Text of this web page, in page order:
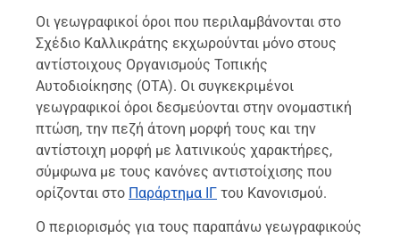
Οι γεωγραφικοί όροι που περιλαμβάνονται στο
Σχέδιο Καλλικράτης εκχωρούνται μόνο στους
αντίστοιχους Οργανισμούς Τοπικής
Αυτοδιοίκησης (ΟΤΑ). Οι συγκεκριμένοι
γεωγραφικοί όροι δεσμεύονται στην ονομαστική
πτώση, την πεζή άτονη μορφή τους και την
αντίστοιχη μορφή με λατινικούς χαρακτήρες,
σύμφωνα με τους κανόνες αντιστοίχισης που
ορίζονται στο Παράρτημα ΙΓ του Κανονισμού.
Ο περιορισμός για τους παραπάνω γεωγραφικούς